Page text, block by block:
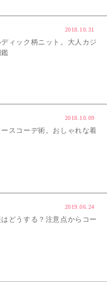
2018.10.31
ィック柄ニット。大人カジ
2018.10.09
スコーデ術。おしゃれな着
2019.06.24
どうする？注意点からコー